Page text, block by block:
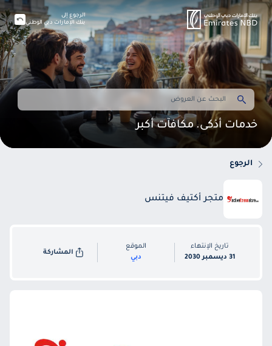
خدمات أذكى. مكافآت أكبر
الرجوع إلى
بنك الإمارات دبي الوطني
الرجوع
متجر أكتيف فيتنس
تاريخ الإنتهاء
31 ديسمبر 2030
الموقع
دبي
المشاركة